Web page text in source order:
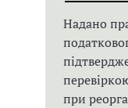
Надано
при